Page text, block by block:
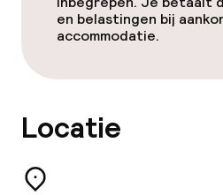
Diner à la carte
en belastingen bij
accommodatie.
Locatie